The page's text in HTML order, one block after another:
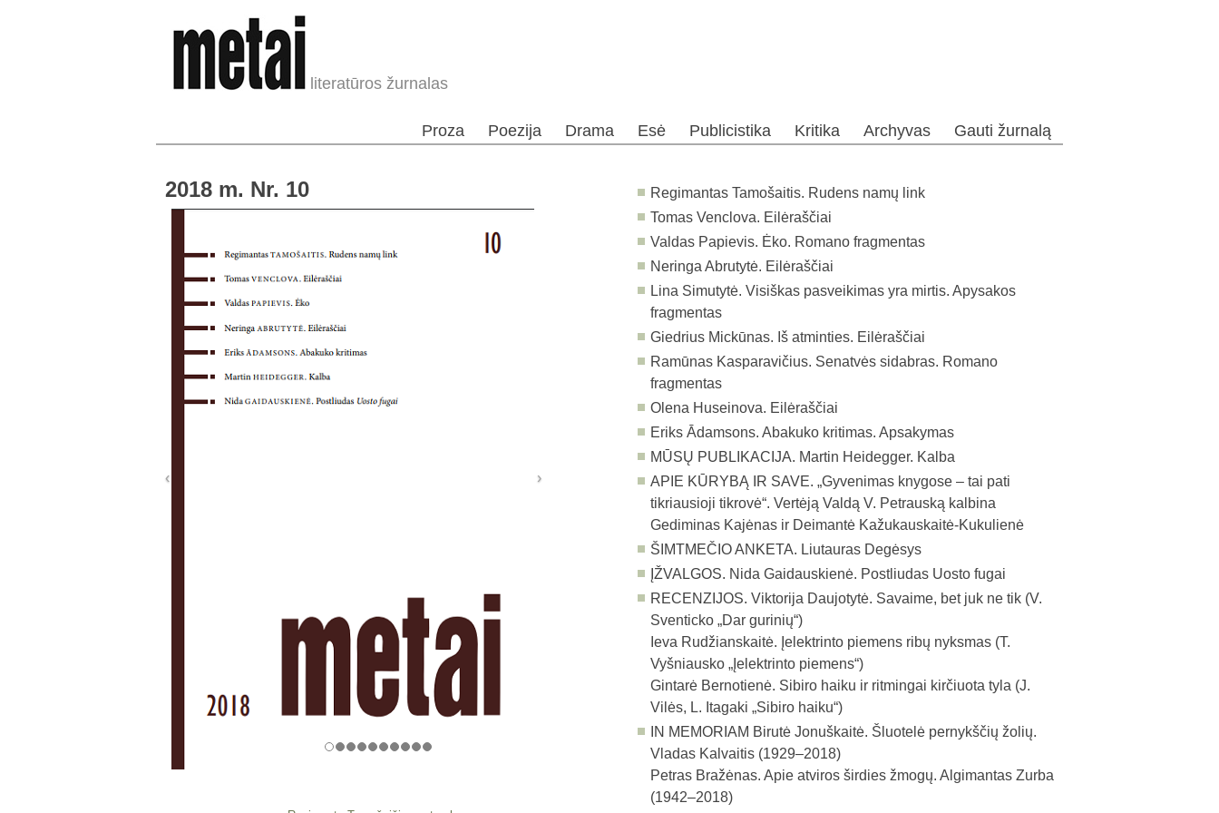
literatūros žurnalas
Proza Poezija Drama Esė Publicistika Kritika Archyvas Gauti žurnalą
2018 m. Nr. 10
Regimantas Tamošaitis. Rudens namų link
Tomas Venclova. Eilėraščiai
Valdas Papievis. Ėko. Romano fragmentas
Neringa Abrutytė. Eilėraščiai
Lina Simutytė. Visiškas pasveikimas yra mirtis. Apysakos
fragmentas
Giedrius Mickūnas. Iš atminties. Eilėraščiai
Ramūnas Kasparavičius. Senatvės sidabras. Romano
fragmentas
Olena Huseinova. Eilėraščiai
Eriks Ādamsons. Abakuko kritimas. Apsakymas
MŪSŲ PUBLIKACIJA. Martin Heidegger. Kalba
APIE KŪRYBĄ IR SAVE. „Gyvenimas knygose – tai pati
tikriausioji tikrovė“. Vertėją Valdą V. Petrauską kalbina
Gediminas Kajėnas ir Deimantė Kažukauskaitė-Kukulienė
ŠIMTMEČIO ANKETA. Liutauras Degėsys
ĮŽVALGOS. Nida Gaidauskienė. Postliudas Uosto fugai
RECENZIJOS. Viktorija Daujotytė. Savaime, bet juk ne tik (V.
Sventicko „Dar gurinių“)
Ieva Rudžianskaitė. Įelektrinto piemens ribų nyksmas (T.
Vyšniausko „Įelektrinto piemens“)
Gintarė Bernotienė. Sibiro haiku ir ritmingai kirčiuota tyla (J.
Vilės, L. Itagaki „Sibiro haiku“)
IN MEMORIAM Birutė Jonuškaitė. Šluotelė pernykščių žolių.
Vladas Kalvaitis (1929–2018)
Petras Bražėnas. Apie atviros širdies žmogų. Algimantas Zurba
(1942–2018)